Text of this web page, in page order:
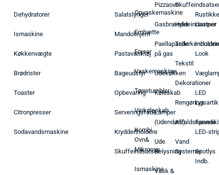
Dehydratorer
Ismaskine
Køkkenvægte
Brødrister
Toaster
Citronpresser
Sodavandsmaskine
Salatslynger
Mandolinjern
Pastaværktøj
Bageudstyr
Opbevaring
Serveringsfade
Krydderiholdere
Skuffeindsatser
Opvaskemaskine
Emhætte
Fryser
Vaskemaskine
Tørretumbler
Vinkøleskab
Kombi
Ovn&
Mikroovn
Ismaskine
Pizzaovn
Gasbrænder
Paellapande
på gas
Udekøkken
Køleskab
Lamper
(Udendørs)
Ude
Belysning
Vask &
Hyldeindsatser
Tekstil
Dekorationer
Affaldsspande
Vand
Systemer
Rustikke
Lamper
Look
LED
Lys
LED-
Spotlys
Indb.